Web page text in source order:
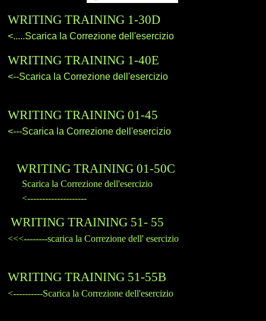
WRITING TRAINING 1-30D
<.....Scarica la Correzione dell'esercizio
WRITING TRAINING 1-40E
<--Scarica la Correzione dell'esercizio
WRITING TRAINING 01-45
<---Scarica la Correzione dell'esercizio
WRITING TRAINING 01-50C
Scarica la Correzione dell'esercizio
<--------------------
WRITING TRAINING 51- 55
<<<--------scarica la Correzione dell' esercizio
WRITING TRAINING 51-55B
<----------Scarica la Correzione dell'esercizio